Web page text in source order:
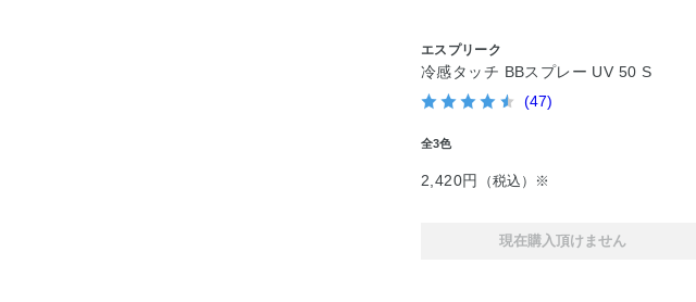
エスプリーク
冷感タッチ BBスプレー UV 50 S
(47)
全3色
2,420円 （税込）※
現在購入頂けません